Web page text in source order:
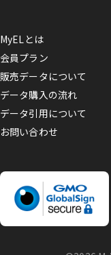
MyELとは
会員プラン
販売データについて
データ購入の流れ
データ引用について
お問い合わせ